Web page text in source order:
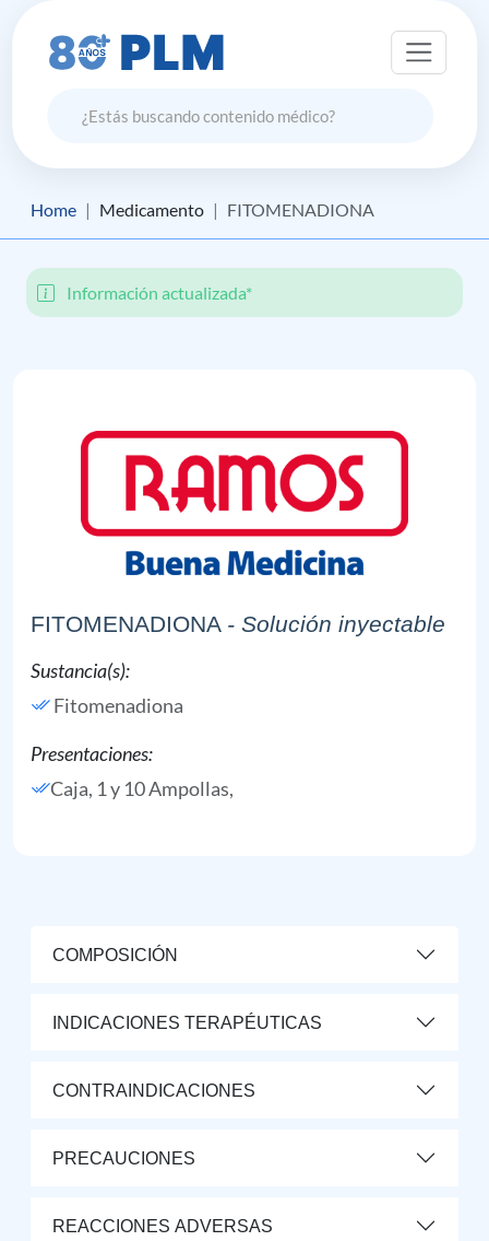
Home Medicamento FITOMENADIONA
Información actualizada*
FITOMENADIONA - Solución inyectable
Sustancia(s):
Fitomenadiona
Presentaciones:
Caja, 1 y 10 Ampollas,
COMPOSICIÓN
INDICACIONES TERAPÉUTICAS
CONTRAINDICACIONES
PRECAUCIONES
REACCIONES ADVERSAS